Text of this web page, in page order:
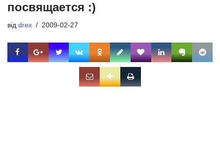
посвящается :)
від drex 2009-02-27